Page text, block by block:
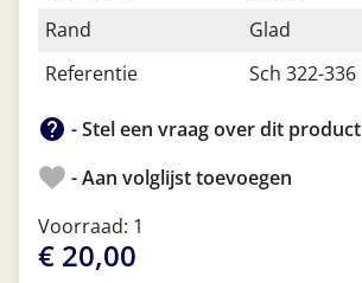
Rand
Glad
Referentie
Sch 322-336
- Stel een vraag over dit product
- Aan volglijst toevoegen
Voorraad: 1
€ 20,00